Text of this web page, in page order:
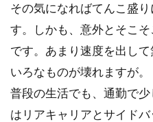
その気になればてんこ盛
す。しかも、意外とそこ
です。あまり速度を出し
いろなものが壊れますが。
普段の生活でも、通勤で
はリアキャリアとサイド